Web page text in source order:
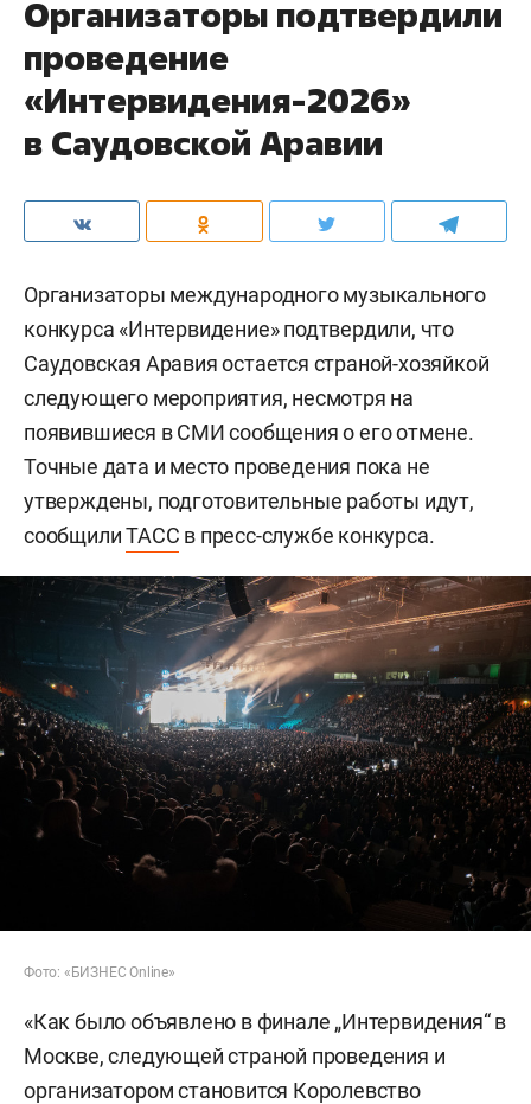
Организаторы подтвердили
проведение
«Интервидения-2026»
в Саудовской Аравии
Организаторы международного музыкального
конкурса «Интервидение» подтвердили, что
Саудовская Аравия остается страной-хозяйкой
следующего мероприятия, несмотря на
появившиеся в СМИ сообщения о его отмене.
Точные дата и место проведения пока не
утверждены, подготовительные работы идут,
сообщилиТАСС в пресс-службе конкурса.
Фото: «БИЗНЕС Online»
«Как было объявлено в финале „Интервидения“ в
Москве, следующей страной проведения и
организатором становится Королевство